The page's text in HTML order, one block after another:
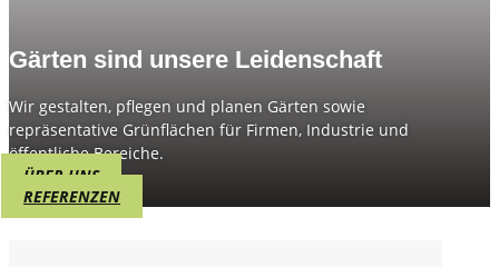
Gärten sind unsere Leidenschaft
Wir gestalten, pflegen und planen Gärten sowie
repräsentative Grünflächen für Firmen, Industrie und
öffentliche Bereiche.
ÜBER UNS
REFERENZEN